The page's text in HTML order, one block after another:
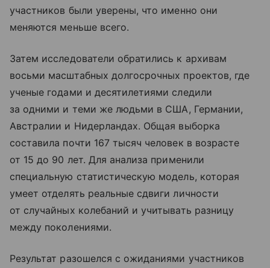
участников были уверены, что именно они
меняются меньше всего.
Затем исследователи обратились к архивам
восьми масштабных долгосрочных проектов, где
ученые годами и десятилетиями следили
за одними и теми же людьми в США, Германии,
Австралии и Нидерландах. Общая выборка
составила почти 167 тысяч человек в возрасте
от 15 до 90 лет. Для анализа применили
специальную статистическую модель, которая
умеет отделять реальные сдвиги личности
от случайных колебаний и учитывать разницу
между поколениями.
Результат разошелся с ожиданиями участников